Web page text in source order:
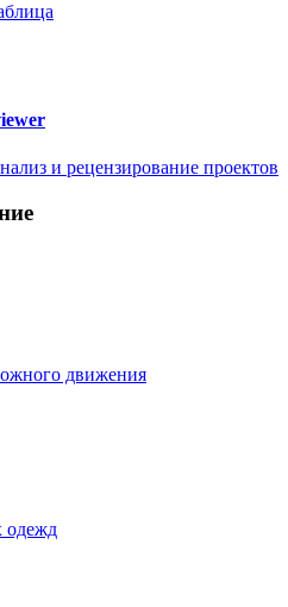
и рецензирование проектов
движения
одежд